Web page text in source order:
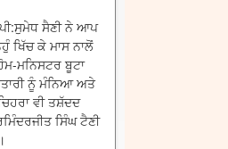
ਸੈਣੀ ਨੇ ਆਪ
ਖਿੱਚ ਕੇ ਮਾਸ ਨਾਲੋਂ
ਮਨਿਸਟਰ ਬੂਟਾ
ਨੂੰ ਮੰਨਿਆ ਅਤੇ
ਵੀ ਤਸ਼ੱਦਦ
ਸਿੰਘ ਟੈਣੀ